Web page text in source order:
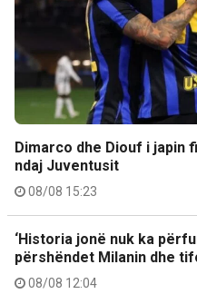
Dimarco dhe Diouf i
ndaj Juventusit
08/08 15:23
‘Historia jonë nuk ka
përshëndet Milanin dhe
08/08 12:04